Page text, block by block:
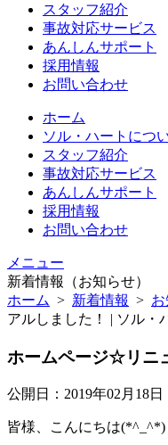
スタッフ紹介
事故対応サービス
あんしんサポート
採用情報
お問い合わせ
ホーム
ソル・ハートにつ
スタッフ紹介
事故対応サービス
あんしんサポート
採用情報
お問い合わせ
メニュー
新着情報（お知らせ）
ホーム > 新着情報 >
アルしました！ | ソル・
ホームページ☆リニ
公開日：2019年02月18日
皆様、こんにちは(*^_^*)